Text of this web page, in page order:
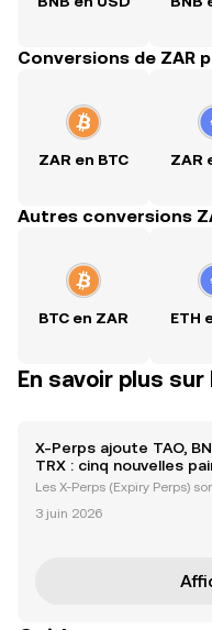
Conversions de ZAR
ZAR en BTC ZAR
Autres conversions
BTC en ZAR ETH
En savoir plus sur
X-Perps ajoute TAO,
TRX : cinq nouvelles
crypto régulés MiFID
Les X-Perps (Expiry Perps)
estinés aux traders éligibles
3 juin 2026